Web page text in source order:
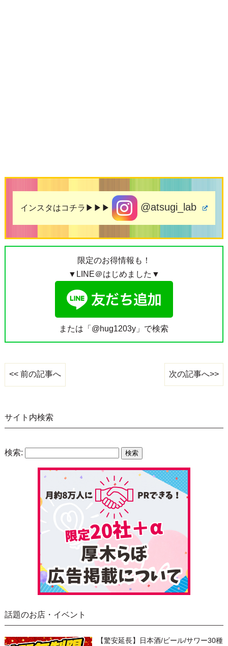
インスタはコチラ▶▶▶ @atsugi_lab
限定のお得情報も！
▼LINE＠はじめました▼
または「@hug1203y」で検索
<< 前の記事へ 次の記事へ>>
サイト内検索
検索:
話題のお店・イベント
【驚安延長】日本酒/ビール/サワー30種